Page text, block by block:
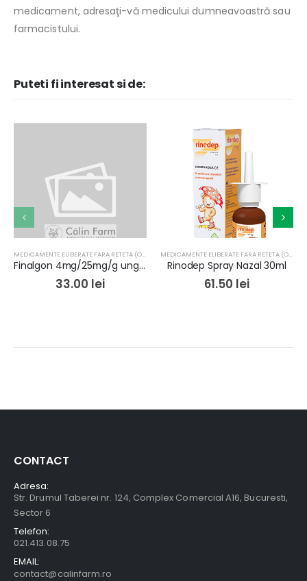
medicament, adresaţi-vă medicului dumneavoastră sau
farmacistului.
Puteti fi interesat si de:
MEDICAMENTE ELIBERATE FARA RETETA (OTC)
Finalgon 4mg/25mg/g ung+aplicator x 20g Opella
33.00 lei
MEDICAMENTE ELIBERATE FARA RETETA (OTC)
Rinodep Spray Nazal 30ml
61.50 lei
CONTACT
Adresa:
Str. Drumul Taberei nr. 124, Complex Comercial A16, Bucuresti,
Sector 6
Telefon:
021.413.08.75
EMAIL:
contact@calinfarm.ro